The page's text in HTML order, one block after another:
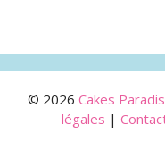
© 2026 Cakes
légales |